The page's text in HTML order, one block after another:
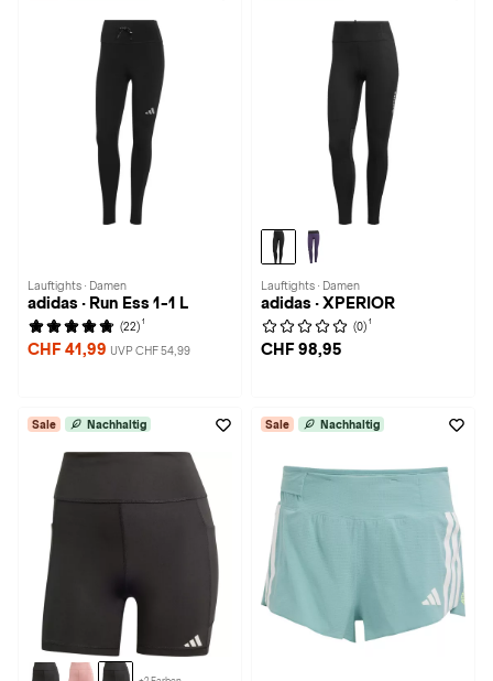
Lauftights · Damen
adidas · Run Ess 1-1 L
(22) 1
CHF 41,99 UVP CHF 54,99
Lauftights · Damen
adidas · XPERIOR
(0) 1
CHF 98,95
Sale Nachhaltig Sale Nachhaltig